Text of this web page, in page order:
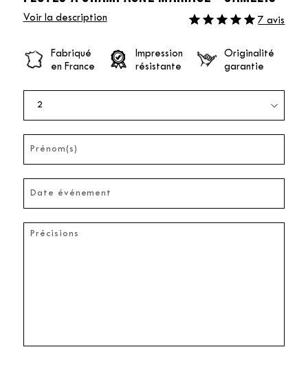
Voir la description 7 avis
Fabriqué
en France
Impression
résistante
Originalité
garantie